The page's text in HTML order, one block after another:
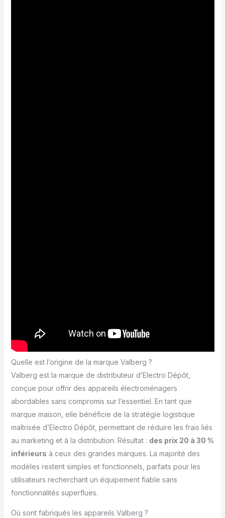
Quelle est l’origine de la marque Valberg ?
Valberg est la marque de distributeur d’Electro Dépôt,
conçue pour offrir des appareils électroménagers
abordables sans compromis sur l’essentiel. En tant que
marque maison, elle bénéficie de la stratégie logistique
maîtrisée d’Electro Dépôt, permettant de réduire les frais liés
au marketing et à la distribution. Résultat : des prix 20 à 30 %
inférieurs à ceux des grandes marques. La majorité des
modèles restent simples et fonctionnels, parfaits pour les
utilisateurs recherchant un équipement fiable sans
fonctionnalités superflues.
Où sont fabriqués les appareils Valberg ?